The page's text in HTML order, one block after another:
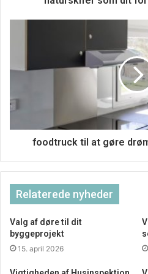
foodtruck til at gøre
Relaterede nyheder
Valg af døre til dit
byggeprojekt
15. april 2026